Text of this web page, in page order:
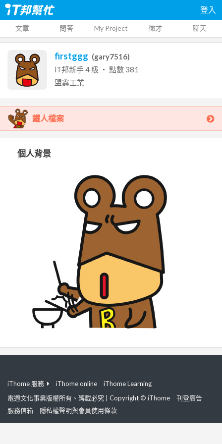
登入
文章 問答 My Project 徵才 聊天
firstggg (gary7516)
iT邦新手4 級 ‧ 點數 381
盟鑫工業
鐵人檔案
個人背景
iThome 服務 iThome online
iThome Learning
電週文化事業版權所有、轉載必究 | Copyright © iThome
刊登廣告
服務信箱
隱私權聲明與會員使用條款